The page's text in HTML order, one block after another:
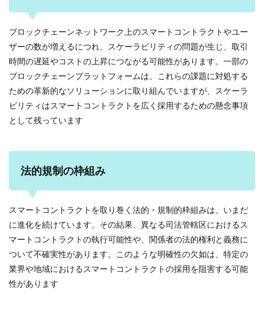
ブロックチェーンネットワーク上のスマートコントラクトやユー
ザーの数が増えるにつれ、スケーラビリティの問題が生じ、取引
時間の遅延やコストの上昇につながる可能性があります。一部の
ブロックチェーンプラットフォームは、これらの課題に対処する
ための革新的なソリューションに取り組んでいますが、スケーラ
ビリティはスマートコントラクトを広く採用するための懸念事項
として残っています
法的規制の枠組み
スマートコントラクトを取り巻く法的・規制的枠組みは、いまだ
に進化を続けています。その結果、異なる司法管轄区におけるス
マートコントラクトの執行可能性や、関係者の法的権利と義務に
ついて不確実性があります。このような明確性の欠如は、特定の
業界や地域におけるスマートコントラクトの採用を阻害する可能
性があります